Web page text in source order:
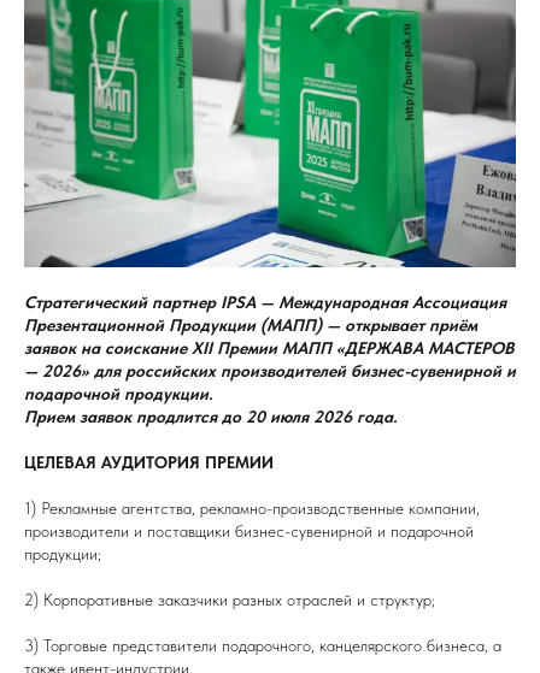
Стратегический партнер IPSA — Международная Ассоциация
Презентационной Продукции (МАПП) — открывает приём
заявок на соискание XII Премии МАПП «ДЕРЖАВА МАСТЕРОВ
— 2026» для российских производителей бизнес-сувенирной и
подарочной продукции.
Прием заявок продлится до 20 июля 2026 года.
ЦЕЛЕВАЯ АУДИТОРИЯ ПРЕМИИ
1) Рекламные агентства, рекламно-производственные компании,
производители и поставщики бизнес-сувенирной и подарочной
продукции;
2) Корпоративные заказчики разных отраслей и структур;
3) Торговые представители подарочного, канцелярского бизнеса, а
также ивент-индустрии.